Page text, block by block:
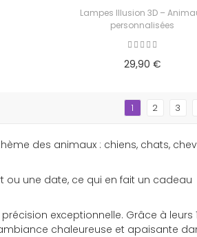
Lampes Illusion 3D –
personnalisées
29,90 €
1 2 3
des animaux : chiens, chats,
une date, ce qui en fait un cadeau
exceptionnelle. Grâce à leurs
chaleureuse et apaisante